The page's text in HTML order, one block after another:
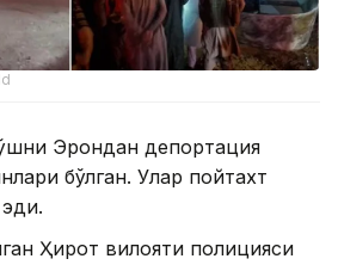
Эрондан депортация
бўлган. Улар пойтахт
Ҳирот вилояти полицияси